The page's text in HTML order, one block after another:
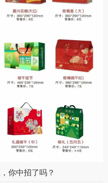
你中招了吗？